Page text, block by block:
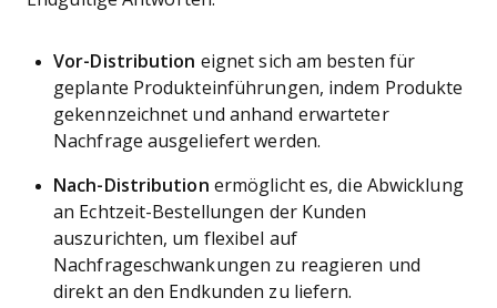
Vor-Distribution eignet sich am besten für
geplante Produkteinführungen, indem Produkte
gekennzeichnet und anhand erwarteter
Nachfrage ausgeliefert werden.
Nach-Distribution ermöglicht es, die Abwicklung
an Echtzeit-Bestellungen der Kunden
auszurichten, um flexibel auf
Nachfrageschwankungen zu reagieren und
direkt an den Endkunden zu liefern.